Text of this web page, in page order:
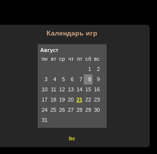
Календарь игр
Август
пн
вт ср чт пт сб вс
1
2
3
4 5 6 7 8
9
10
11 12 13 14 15
16
17
18 19 20 21 22 23
24 25 26 27 28 29 30
31
lite